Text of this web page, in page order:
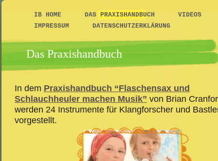
IB HOME DAS PRAXISHANDBUCH
VIDEOS
IMPRESSUM
DATENSCHUTZERKLÄRUNG
Das Praxishandbuch
In dem Praxishandbuch “Flaschensax und
Schlauchheuler machen Musik” von Brian
werden 24 Instrumente für Klangforscher und
vorgestellt.